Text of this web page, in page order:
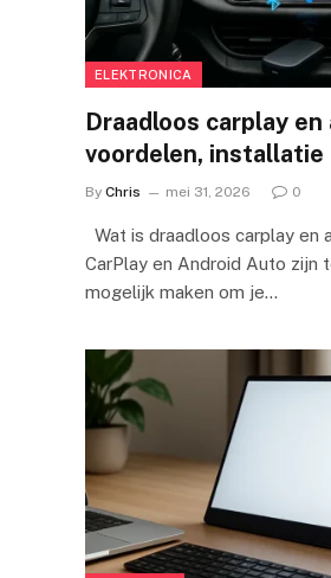
ELEKTRONICA
Draadloos carplay
voordelen, installatie
By Chris mei 31, 2026 0
Wat is draadloos carplay en
CarPlay en Android Auto zijn
mogelijk maken om je…